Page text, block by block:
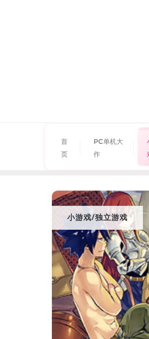
首
页
PC单机大
作
小游戏/独立游戏